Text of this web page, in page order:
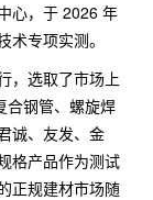
心，于 2026 年
专项实测。
，选取了市场上
合钢管、螺旋焊
诚、友发、金
格产品作为测试
正规建材市场随